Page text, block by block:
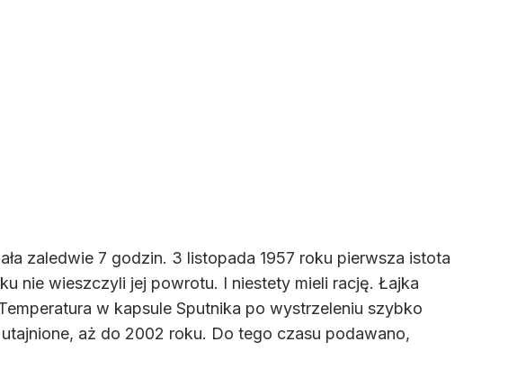
zaledwie 7 godzin. 3 listopada 1957 roku pierwsza istota
nie wieszczyli jej powrotu. I niestety mieli rację. Łajka
w kapsule Sputnika po wystrzeleniu szybko
aż do 2002 roku. Do tego czasu podawano,